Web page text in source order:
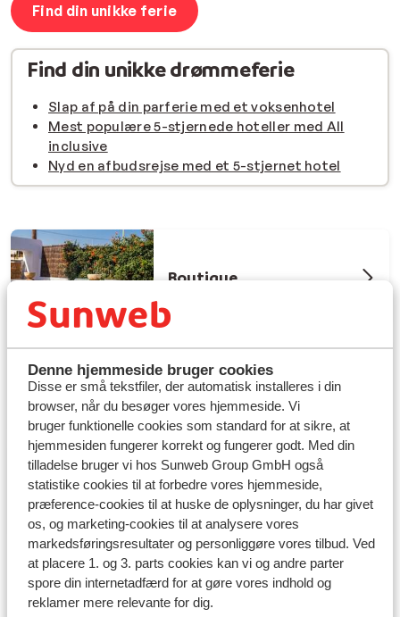
Denne hjemmeside bruger cookies
Disse er små tekstfiler, der automatisk installeres i din
browser, når du besøger vores hjemmeside. Vi
bruger funktionelle cookies som standard for at sikre, at
hjemmesiden fungerer korrekt og fungerer godt. Med din
tilladelse bruger vi hos Sunweb Group GmbH også
statistike cookies til at forbedre vores hjemmeside,
præference-cookies til at huske de oplysninger, du har givet
os, og marketing-cookies til at analysere vores
markedsføringsresultater og personliggøre vores tilbud. Ved
at placere 1. og 3. parts cookies kan vi og andre parter
spore din internetadfærd for at gøre vores indhold og
reklamer mere relevante for dig.
Find din unikke ferie
Find din unikke drømmeferie
Slap af på din parferie med et voksenhotel
Mest populære 5-stjernede hoteller med All
inclusive
Nyd en afbudsrejse med et 5-stjernet hotel
Boutique
Privat swimmingpool
Secrets